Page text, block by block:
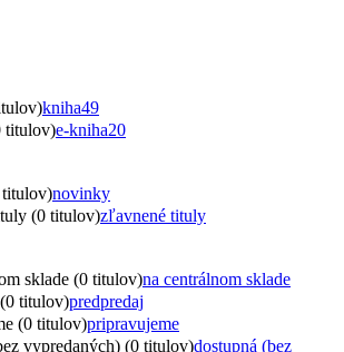
kniha49
titulov)e-kniha20
novinky
(0 titulov)zľavnené tituly
sklade (0 titulov)na centrálnom sklade
titulov)predpredaj
(0 titulov)pripravujeme
vypredaných) (0 titulov)dostupná (bez